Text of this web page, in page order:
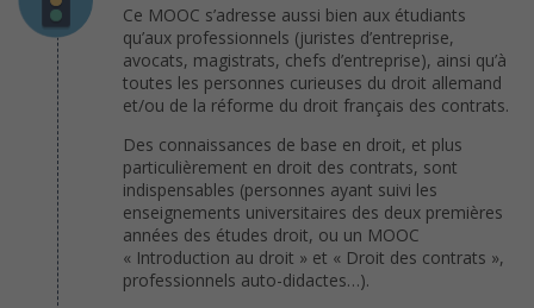
Ce MOOC s’adresse aussi bien aux étudiants
qu’aux professionnels (juristes d’entreprise,
avocats, magistrats, chefs d’entreprise), ainsi qu’à
toutes les personnes curieuses du droit allemand
et/ou de la réforme du droit français des contrats.
Des connaissances de base en droit, et plus
particulièrement en droit des contrats, sont
indispensables (personnes ayant suivi les
enseignements universitaires des deux premières
années des études droit, ou un MOOC
« Introduction au droit » et « Droit des contrats »,
professionnels auto-didactes…).